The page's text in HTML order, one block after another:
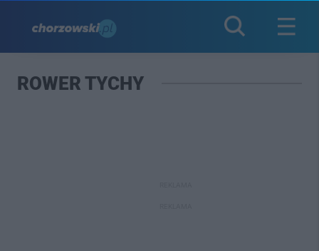
ROWER TYCHY